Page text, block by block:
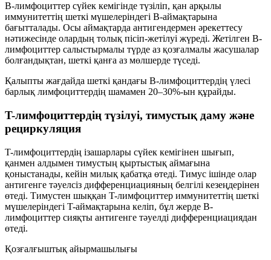
B-лимфоциттер сүйек кемігінде түзіліп, қан арқылы
иммунитеттің шеткі мүшелеріндегі B-аймақтарына
бағытталады. Осы аймақтарда антигендермен әрекеттесу
нәтижесінде олардың толық пісіп-жетілуі жүреді. Жетілген B-
лимфоциттер салыстырмалы түрде аз қозғалмалы жасушалар
болғандықтан, шеткі қанға аз мөлшерде түседі.
Қалыпты жағдайда шеткі қандағы B-лимфоциттердің үлесі
барлық лимфоциттердің шамамен 20–30%-ын құрайды.
T-лимфоциттердің түзілуі, тимустық даму және
рециркуляция
T-лимфоциттердің ізашарлары сүйек кемігінен шығып,
қанмен алдымен тимустың қыртыстық аймағына
қоныстанады, кейін милық қабатқа өтеді. Тимус ішінде олар
антигенге тәуелсіз дифференциацияның белгілі кезеңдерінен
өтеді. Тимустен шыққан T-лимфоциттер иммунитеттің шеткі
мүшелеріндегі T-аймақтарына келіп, бұл жерде B-
лимфоциттер сияқты антигенге тәуелді дифференциациядан
өтеді.
Қозғалғыштық айырмашылығы